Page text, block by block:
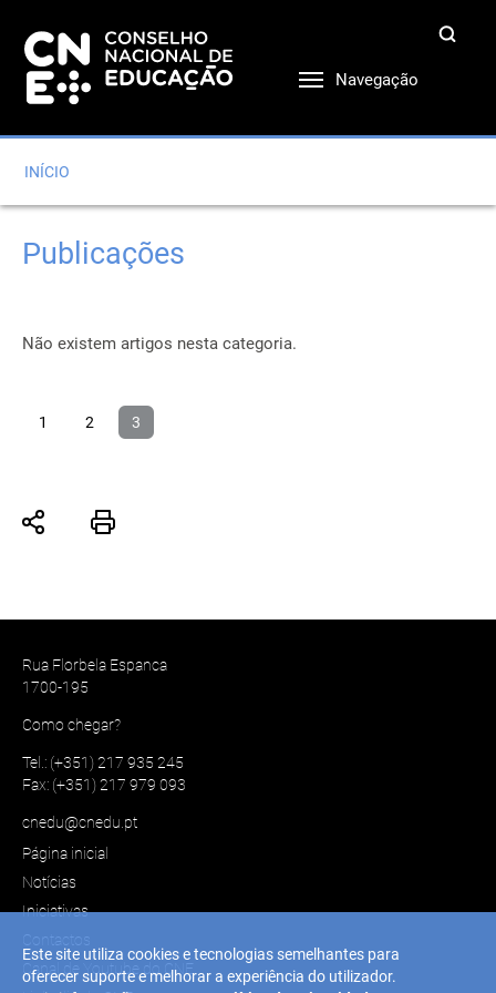
Navegação
INÍCIO
Publicações
Não existem artigos nesta categoria.
1 2 3
Rua Florbela Espanca
1700-195
Como chegar?
Tel.: (+351) 217 935 245
Fax: (+351) 217 979 093
cnedu@cnedu.pt
Página inicial
Notícias
Iniciativas
Contactos
Canal de Youtube do CNE
Este site utiliza cookies e tecnologias semelhantes para
oferecer suporte e melhorar a experiência do utilizador.